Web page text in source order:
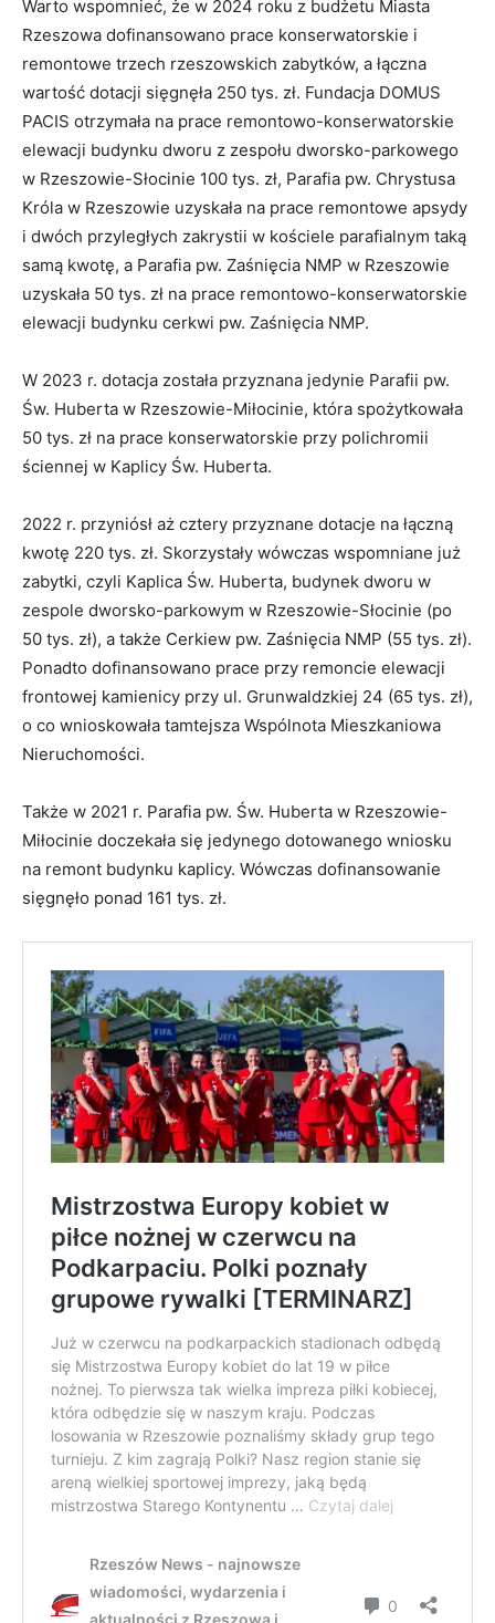
Warto wspomnieć, że w 2024 roku z budżetu Miasta
Rzeszowa dofinansowano prace konserwatorskie i
remontowe trzech rzeszowskich zabytków, a łączna
wartość dotacji sięgnęła 250 tys. zł. Fundacja DOMUS
PACIS otrzymała na prace remontowo-konserwatorskie
elewacji budynku dworu z zespołu dworsko-parkowego
w Rzeszowie-Słocinie 100 tys. zł, Parafia pw. Chrystusa
Króla w Rzeszowie uzyskała na prace remontowe apsydy
i dwóch przyległych zakrystii w kościele parafialnym taką
samą kwotę, a Parafia pw. Zaśnięcia NMP w Rzeszowie
uzyskała 50 tys. zł na prace remontowo-konserwatorskie
elewacji budynku cerkwi pw. Zaśnięcia NMP.
W 2023 r. dotacja została przyznana jedynie Parafii pw.
Św. Huberta w Rzeszowie-Miłocinie, która spożytkowała
50 tys. zł na prace konserwatorskie przy polichromii
ściennej w Kaplicy Św. Huberta.
2022 r. przyniósł aż cztery przyznane dotacje na łączną
kwotę 220 tys. zł. Skorzystały wówczas wspomniane już
zabytki, czyli Kaplica Św. Huberta, budynek dworu w
zespole dworsko-parkowym w Rzeszowie-Słocinie (po
50 tys. zł), a także Cerkiew pw. Zaśnięcia NMP (55 tys. zł).
Ponadto dofinansowano prace przy remoncie elewacji
frontowej kamienicy przy ul. Grunwaldzkiej 24 (65 tys. zł),
o co wnioskowała tamtejsza Wspólnota Mieszkaniowa
Nieruchomości.
Także w 2021 r. Parafia pw. Św. Huberta w Rzeszowie-
Miłocinie doczekała się jedynego dotowanego wniosku
na remont budynku kaplicy. Wówczas dofinansowanie
sięgnęło ponad 161 tys. zł.